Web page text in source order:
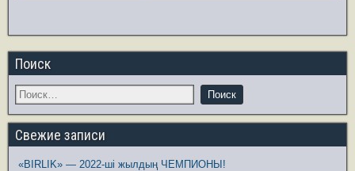
Поиск
Свежие записи
«BIRLIK» — 2022-ші жылдың ЧЕМПИОНЫ!